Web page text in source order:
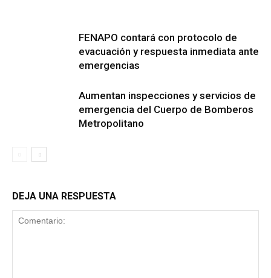
FENAPO contará con protocolo de
evacuación y respuesta inmediata ante
emergencias
Aumentan inspecciones y servicios de
emergencia del Cuerpo de Bomberos
Metropolitano
DEJA UNA RESPUESTA